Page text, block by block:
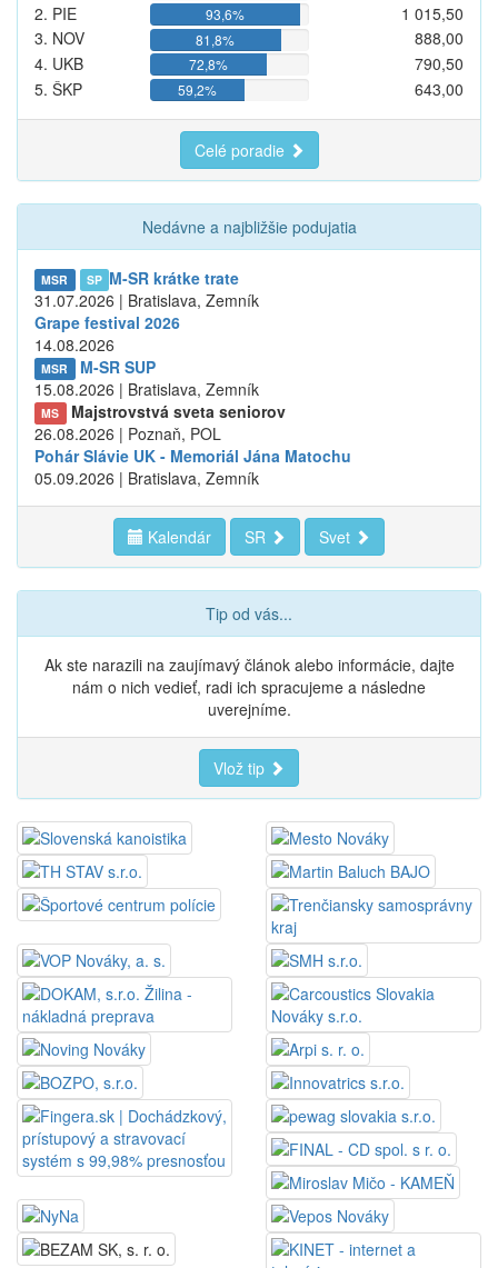
2. PIE
93,6%
1 015,50
3. NOV
81,8%
888,00
4. UKB
72,8%
790,50
5. ŠKP
59,2% 643,00
Celé poradie
Nedávne a najbližšie podujatia
MSR SP M-SR krátke trate
31.07.2026 | Bratislava, Zemník
Grape festival 2026
14.08.2026
MSR
M-SR SUP
15.08.2026 | Bratislava, Zemník
MS
Majstrovstvá sveta seniorov
26.08.2026 | Poznaň, POL
Pohár Slávie UK - Memoriál Jána Matochu
05.09.2026 | Bratislava, Zemník
Kalendár SR Svet
Tip od vás...
Ak ste narazili na zaujímavý článok alebo informácie, dajte
nám o nich vedieť, radi ich spracujeme a následne
uverejníme.
Vlož tip